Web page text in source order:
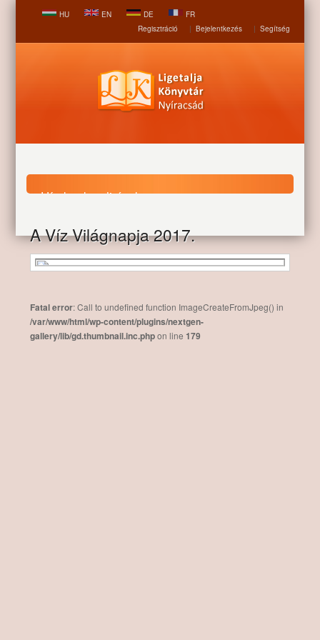
HU EN DE
FR
Regisztráció
| Bejelentkezés | Segítség
Hírek, aktualitások
Nyitólap Hírek, aktualitások A Víz Világnapja 2017.
A Víz Világnapja 2017.
Fatal error: Call to undefined function ImageCreateFromJpeg() in
/var/www/html/wp-content/plugins/nextgen-
gallery/lib/gd.thumbnail.inc.phpon line179